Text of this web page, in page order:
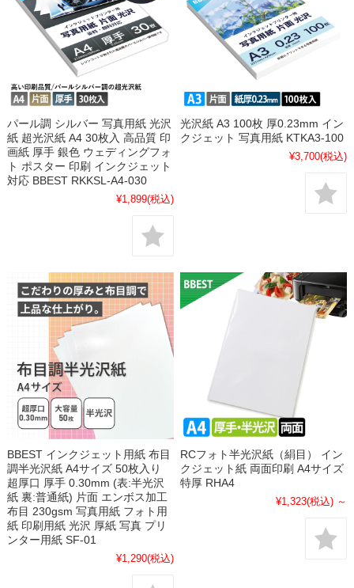
パール調 シルバー 写真用紙 光沢
紙 超光沢紙 A4 30枚入 高品質 印
画紙 厚手 銀色 ウェディングフォ
ト ポスター 印刷 インクジェット
対応 BBEST RKKSL-A4-030
¥1,899(税込)
光沢紙 A3 100枚 厚0.23mm イン
クジェット 写真用紙 KTKA3-100
¥3,700(税込)
BBEST インクジェット用紙 布目
調半光沢紙 A4サイズ 50枚入り
超厚口 厚手 0.30mm (表:半光沢
紙 裏:普通紙) 片面 エンボス加工
布目 230gsm 写真用紙 フォト用
紙 印刷用紙 光沢 厚紙 写真 プリ
ンター用紙 SF-01
¥1,290(税込)
RCフォト半光沢紙（絹目） イン
クジェット紙 両面印刷 A4サイズ
特厚 RHA4
¥1,323(税込) ～